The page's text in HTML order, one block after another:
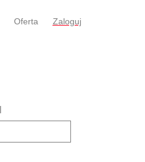
Oferta Zaloguj